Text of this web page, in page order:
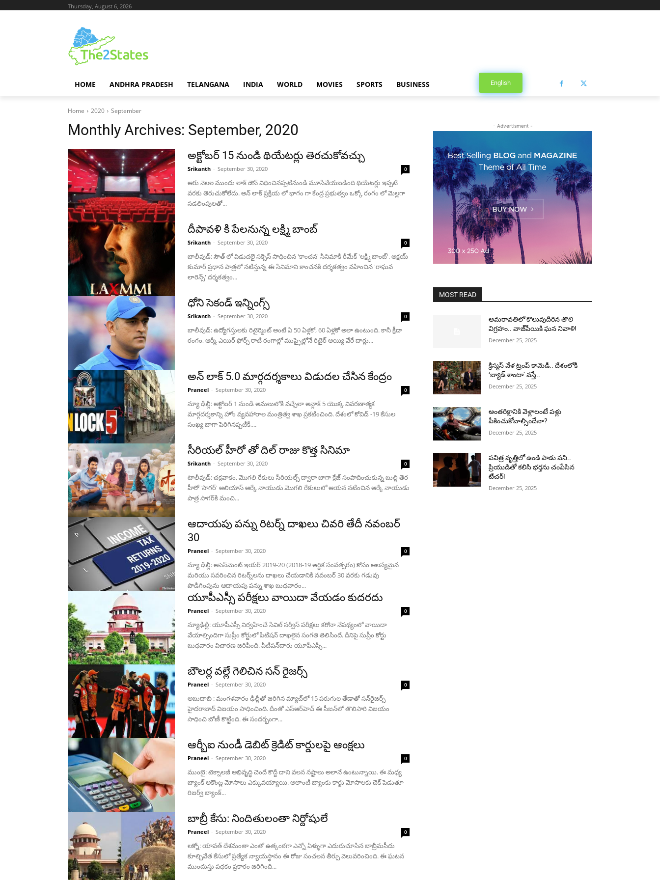
Thursday, August 6, 2026
HOME ANDHRA PRADESH TELANGANA INDIA WORLD MOVIES SPORTS BUSINESS English
Home 2020 September
Monthly Archives: September, 2020
అక్టోబర్ 15 నుండి థియేటర్లు తెరచుకోవచ్చు
Srikanth - September 30, 2020 0
ఆరు నెలల ముందు లాక్ డౌన్ విధించినప్పటినుండి మూసివేయబడింది థియేటర్లు ఇప్పటి
వరకు తెరుచుకోలేదు. అన్ లాక్ ప్రక్రియ లో భాగం గా కేంద్ర ప్రభుత్వం ఒక్కో రంగం లో మెల్లగా
సడలింపులతో...
దీపావళి కి పేలనున్న లక్ష్మి బాంబ్
Srikanth - September 30, 2020 0
బాలీవుడ్: సౌత్ లో విడుదలై సక్సెస్ సాధించిన 'కాంచన' సినిమాకి రీమేక్ 'లక్ష్మి బాంబ్'. అక్షయ్
కుమార్ ప్రధాన పాత్రలో నటిస్తున్న ఈ సినిమాని కాంచనకి దర్శకత్వం వహించిన 'రాఘవ
లారెన్స్' దర్శకత్వం...
ధోని సెకండ్ ఇన్నింగ్స్
Srikanth - September 30, 2020 0
బాలీవుడ్: ఉద్యోగస్తులకు రిటైర్మెంట్ అంటే ఏ 50 ఏళ్లకో, 60 ఏళ్లకో అలా ఉంటుంది. కానీ క్రీడా
రంగం, ఆర్మీ, ఎయిర్ ఫోర్స్ రాటి రంగాల్లో ముప్ఫైల్లోనే రిటైర్ అయ్యి వేరే దార్లు...
అన్ లాక్ 5.0 మార్గదర్శకాలు విడుదల చేసిన కేంద్రం
Praneel - September 30, 2020 0
న్యూ ఢిల్లీ: అక్టోబర్ 1 నుండి అమలులోకి వచ్చేలా అన్లాక్ 5 యొక్క వివరణాత్మక
మార్గదర్శకాన్ని హోం వ్యవహారాల మంత్రిత్వ శాఖ ప్రకటించింది. దేశంలో కోవిడ్ -19 కేసుల
సంఖ్య బాగా పెరిగినప్పటికీ,...
సీరియల్ హీరో తో దిల్ రాజు కొత్త సినిమా
Srikanth - September 30, 2020 0
టాలీవుడ్: చక్రవాకం, మొగలి రేకులు సీరియల్స్ ద్వారా బాగా క్రేజ్ సంపాదించుకున్న బుల్లి తెర
హీరో 'సాగర్' అలియాస్ ఆర్కే నాయుడు.మొగలి రేకులులో ఆయన నటించిన ఆర్కే నాయుడు
పాత్ర సాగర్‌కి మంచి...
ఆదాయపు పన్ను రిటర్న్ దాఖలు చివరి తేదీ నవంబర్
30
Praneel - September 30, 2020 0
న్యూ ఢిల్లీ: అసెస్‌మెంట్ ఇయర్ 2019-20 (2018-19 ఆర్థిక సంవత్సరం) కోసం ఆలస్యమైన
మరియు సవరించిన రిటర్న్‌లను దాఖలు చేయడానికి నవంబర్ 30 వరకు గడువు
పొడిగింపును ఆదాయపు పన్ను శాఖ బుధవారం...
యూపీఎస్సీ పరీక్షలు వాయిదా వేయడం కుదరదు
Praneel - September 30, 2020 0
న్యూఢిల్లీ: యూపీఎస్సీ నిర్వహించే సివిల్‌ సర్వీస్‌ పరీక్షలు కరోనా నేపథ్యంలో వాయిదా
వేయాల్సిందిగా సుప్రీం కోర్టులో పిటిషన్‌ దాఖలైన సంగతి తెలిసిందే. దీనిపై సుప్రీం కోర్టు
బుధవారం విచారణ జరిపింది. పిటిషన్‌దారు యూపీఎస్సీ...
బౌలర్ల వల్లే గెలిచిన సన్ రైజర్స్
Praneel - September 30, 2020 0
అబుదాబి : మంగళవారం ఢిల్లీతో జరిగిన మ్యాచ్‌లో 15 పరుగుల తేడాతో సన్‌రైజర్స్‌
హైదరాబాద్‌ విజయం సాధించింది. దీంతో ఎస్‌ఆర్‌హెచ్‌ ఈ సీజన్‌లో తొలిసారి విజయం
సాధించి బోణీ కొట్టింది. ఈ సందర్భంగా...
ఆర్బీఐ నుండీ డెబిట్ క్రెడిట్ కార్డులపై ఆంక్షలు
Praneel - September 30, 2020 0
ముంబై: టెక్నాలజీ అభివృద్ధి చెందే కొద్దీ దాని వలన నష్టాలు అలానే ఉంటున్నాయి. ఈ మధ్య
బ్యాంక్ అకౌంట్ల మోసాలు ఎక్కువయ్యాయి. అలాంటి బ్యాంకు కార్డు మోసాలకు చెక్ పెడుతూ
రిజర్వ్ బ్యాంక్...
బాబ్రీ కేసు: నిందితులంతా నిర్దోషులే
Praneel - September 30, 2020 0
లక్నో: యావత్ దేశమంతా ఎంతో ఉత్కంఠగా ఎన్నో ఏళ్ళుగా ఎదురుచూసిన బాబ్రీమసీదు
కూల్చివేత కేసులో ప్రత్యేక న్యాయస్థానం ఈ రోజు సంచలన తీర్పు వెలువరించింది. ఈ ఘటన
ముందుస్తు పథకం ప్రకారం జరిగింది...
- Advertisment -
MOST READ
అమరావతిలో కొలువుదీరిన తొలి
విగ్రహం.. వాజ్‌పేయికి ఘన నివాళి!
December 25, 2025
క్రిస్మస్ వేళ ట్రంప్ కామెడీ.. దేశంలోకి
‘బ్యాడ్ శాంటా’ వస్తే..
December 25, 2025
అంతరిక్షానికి వెళ్లాలంటే పళ్లు
పీకించుకోవాల్సిందేనా?
December 25, 2025
పవిత్ర వృత్తిలో ఉండి పాడు పని..
ప్రియుడితో కలిసి భర్తను చంపేసిన
టీచర్!
December 25, 2025